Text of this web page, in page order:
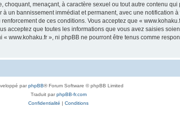
menaçant, à caractère sexuel ou tout autre contenu
un bannissement immédiat et permanent, avec une notification
de ces conditions. Vous acceptez que «
acceptez que toutes les informations que vous avez saisies
www.kohaku.fr », ni phpBB ne pourront être tenus comme
parphpBB® Forum Software © phpBB Limited
Traduit parphpBB-fr.com
Confidentialité | Conditions